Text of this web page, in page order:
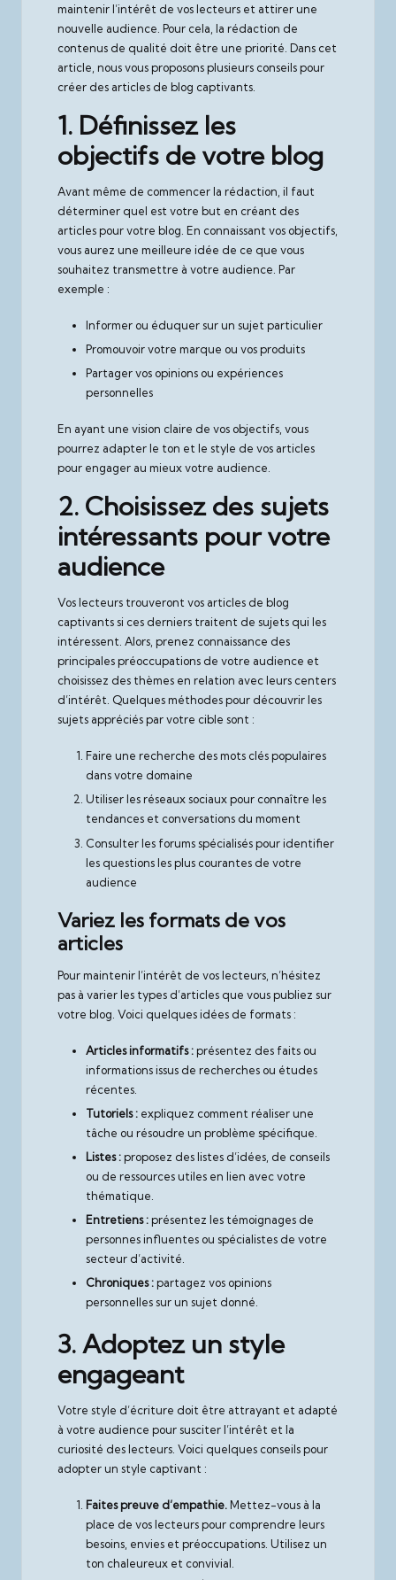
maintenir l’intérêt de vos lecteurs et attirer une
nouvelle audience. Pour cela, la rédaction de
contenus de qualité doit être une priorité. Dans cet
article, nous vous proposons plusieurs conseils pour
créer des articles de blog captivants.
1. Définissez les
objectifs de votre blog
Avant même de commencer la rédaction, il faut
déterminer quel est votre but en créant des
articles pour votre blog. En connaissant vos objectifs,
vous aurez une meilleure idée de ce que vous
souhaitez transmettre à votre audience. Par
exemple :
Informer ou éduquer sur un sujet particulier
Promouvoir votre marque ou vos produits
Partager vos opinions ou expériences
personnelles
En ayant une vision claire de vos objectifs, vous
pourrez adapter le ton et le style de vos articles
pour engager au mieux votre audience.
2. Choisissez des sujets
intéressants pour votre
audience
Vos lecteurs trouveront vos articles de blog
captivants si ces derniers traitent de sujets qui les
intéressent. Alors, prenez connaissance des
principales préoccupations de votre audience et
choisissez des thèmes en relation avec leurs centers
d’intérêt. Quelques méthodes pour découvrir les
sujets appréciés par votre cible sont :
Faire une recherche des mots clés populaires
dans votre domaine
Utiliser les réseaux sociaux pour connaître les
tendances et conversations du moment
Consulter les forums spécialisés pour identifier
les questions les plus courantes de votre
audience
Variez les formats de vos
articles
Pour maintenir l’intérêt de vos lecteurs, n’hésitez
pas à varier les types d’articles que vous publiez sur
votre blog. Voici quelques idées de formats :
Articles informatifs :présentez des faits ou
informations issus de recherches ou études
récentes.
Tutoriels : expliquez comment réaliser une
tâche ou résoudre un problème spécifique.
Listes :proposez des listes d’idées, de conseils
ou de ressources utiles en lien avec votre
thématique.
Entretiens :présentez les témoignages de
personnes influentes ou spécialistes de votre
secteur d’activité.
Chroniques :partagez vos opinions
personnelles sur un sujet donné.
3. Adoptez un style
engageant
Votre style d’écriture doit être attrayant et adapté
à votre audience pour susciter l’intérêt et la
curiosité des lecteurs. Voici quelques conseils pour
adopter un style captivant :
Faites preuve d’empathie.Mettez-vous à la
place de vos lecteurs pour comprendre leurs
besoins, envies et préoccupations. Utilisez un
ton chaleureux et convivial.